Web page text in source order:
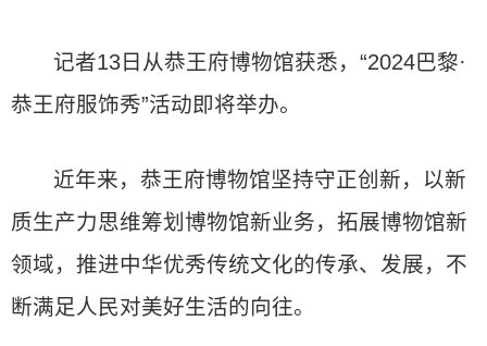
记者13日从恭王府博物馆获悉，“2024巴黎·
恭王府服饰秀”活动即将举办。
近年来，恭王府博物馆坚持守正创新，以新
质生产力思维筹划博物馆新业务，拓展博物馆新
领域，推进中华优秀传统文化的传承、发展，不
断满足人民对美好生活的向往。